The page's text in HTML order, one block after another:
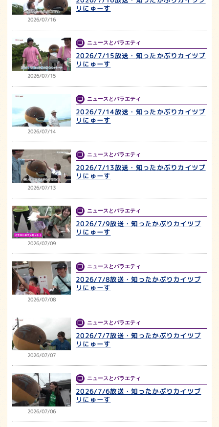
2026/07/16
リにゅーす
2026/07/15
ニュースとバラエティ
2026/7/15放送・知ったかぶりカイツブ
リにゅーす
2026/07/14
ニュースとバラエティ
2026/7/14放送・知ったかぶりカイツブ
リにゅーす
2026/07/13
ニュースとバラエティ
2026/7/13放送・知ったかぶりカイツブ
リにゅーす
2026/07/09
ニュースとバラエティ
2026/7/9放送・知ったかぶりカイツブ
リにゅーす
2026/07/08
ニュースとバラエティ
2026/7/8放送・知ったかぶりカイツブ
リにゅーす
2026/07/07
ニュースとバラエティ
2026/7/7放送・知ったかぶりカイツブ
リにゅーす
2026/07/06
ニュースとバラエティ
2026/7/6放送・知ったかぶりカイツブ
リにゅーす